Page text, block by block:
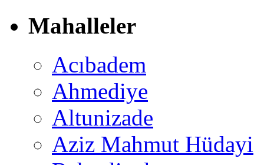
Mahalleler
Acıbadem
Ahmediye
Altunizade
Aziz Mahmut Hüdayi